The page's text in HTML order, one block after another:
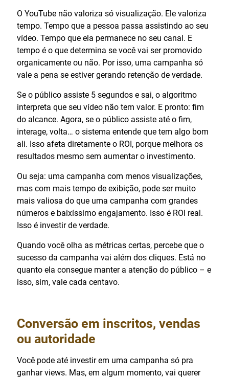
O YouTube não valoriza só visualização. Ele valoriza
tempo. Tempo que a pessoa passa assistindo ao seu
vídeo. Tempo que ela permanece no seu canal. E
tempo é o que determina se você vai ser promovido
organicamente ou não. Por isso, uma campanha só
vale a pena se estiver gerando retenção de verdade.
Se o público assiste 5 segundos e sai, o algoritmo
interpreta que seu vídeo não tem valor. E pronto: fim
do alcance. Agora, se o público assiste até o fim,
interage, volta… o sistema entende que tem algo bom
ali. Isso afeta diretamente o ROI, porque melhora os
resultados mesmo sem aumentar o investimento.
Ou seja: uma campanha com menos visualizações,
mas com mais tempo de exibição, pode ser muito
mais valiosa do que uma campanha com grandes
números e baixíssimo engajamento. Isso é ROI real.
Isso é investir de verdade.
Quando você olha as métricas certas, percebe que o
sucesso da campanha vai além dos cliques. Está no
quanto ela consegue manter a atenção do público – e
isso, sim, vale cada centavo.
Conversão em inscritos, vendas
ou autoridade
Você pode até investir em uma campanha só pra
ganhar views. Mas, em algum momento, vai querer